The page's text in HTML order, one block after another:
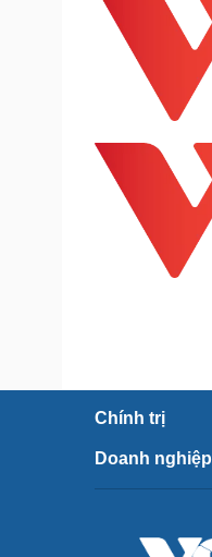
Chính trị
Doanh nghiệp